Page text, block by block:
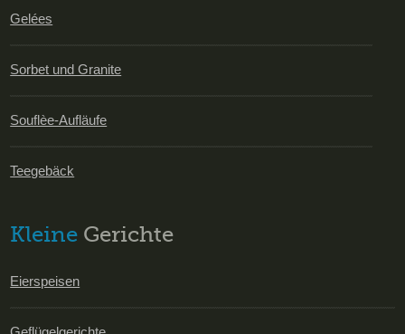
Gelées
Sorbet und Granite
Souflèe-Aufläufe
Teegebäck
Kleine Gerichte
Eierspeisen